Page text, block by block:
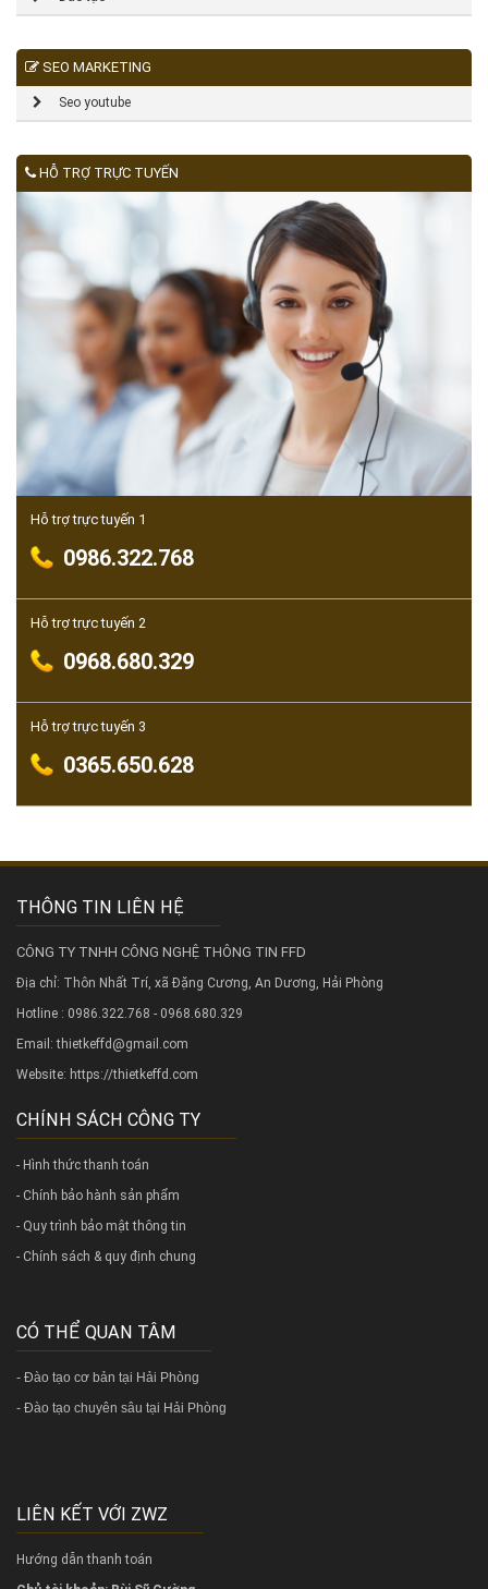
SEO MARKETING
Seo youtube
HỖ TRỢ TRỰC TUYẾN
Hỗ trợ trực tuyến 1
0986.322.768
Hỗ trợ trực tuyến 2
0968.680.329
Hỗ trợ trực tuyến 3
0365.650.628
THÔNG TIN LIÊN HỆ
CÔNG TY TNHH CÔNG NGHỆ THÔNG TIN FFD
Địa chỉ: Thôn Nhất Trí, xã Đặng Cương, An Dương, Hải Phòng
Hotline : 0986.322.768 - 0968.680.329
Email: thietkeffd@gmail.com
Website: https://thietkeffd.com
CHÍNH SÁCH CÔNG TY
- Hình thức thanh toán
- Chính bảo hành sản phẩm
- Quy trình bảo mật thông tin
- Chính sách & quy định chung
CÓ THỂ QUAN TÂM
- Đào tạo cơ bản tại Hải Phòng
- Đào tạo chuyên sâu tại Hải Phòng
LIÊN KẾT VỚI ZWZ
Hướng dẫn thanh toán